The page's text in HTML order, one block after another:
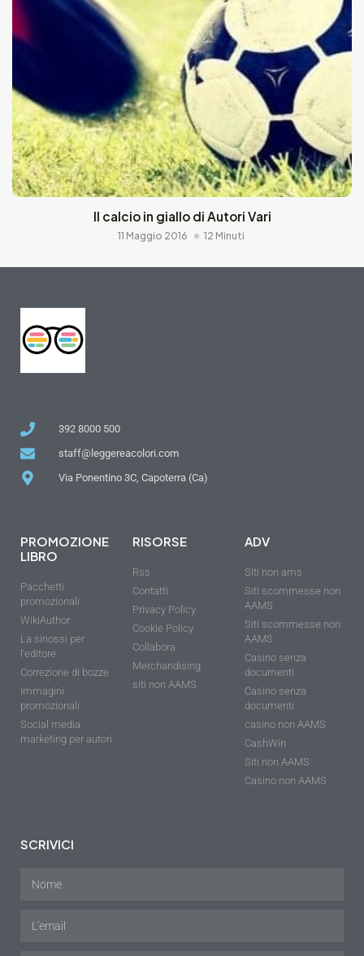
Il calcio in giallo di Autori Vari
11 Maggio 2016 12 Minuti
392 8000 500
staff@leggereacolori.com
Via Ponentino 3C, Capoterra (Ca)
PROMOZIONE
LIBRO
Pacchetti
promozionali
WikiAuthor
La sinossi per
l'editore
Correzione di bozze
Immagini
promozionali
Social media
marketing per autori
RISORSE
Rss
Contatti
Privacy Policy
Cookie Policy
Collabora
Merchandising
siti non AAMS
ADV
Siti non ams
Siti scommesse non
AAMS
Siti scommesse non
AAMS
Casino senza
documenti
Casino senza
documenti
casino non AAMS
CashWin
Siti non AAMS
Casino non AAMS
SCRIVICI